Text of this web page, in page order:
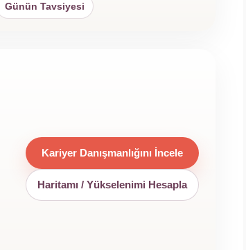
Günün Tavsiyesi
Kariyer Danışmanlığını İncele
Haritamı / Yükselenimi Hesapla